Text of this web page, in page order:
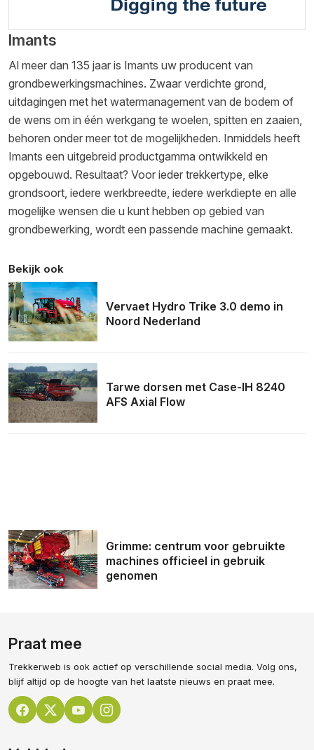
Imants
Al meer dan 135 jaar is Imants uw producent van
grondbewerkingsmachines. Zwaar verdichte grond,
uitdagingen met het watermanagement van de bodem of
de wens om in één werkgang te woelen, spitten en zaaien,
behoren onder meer tot de mogelijkheden. Inmiddels heeft
Imants een uitgebreid productgamma ontwikkeld en
opgebouwd. Resultaat? Voor ieder trekkertype, elke
grondsoort, iedere werkbreedte, iedere werkdiepte en alle
mogelijke wensen die u kunt hebben op gebied van
grondbewerking, wordt een passende machine gemaakt.
Bekijk ook
Vervaet Hydro Trike 3.0 demo in
Noord Nederland
Tarwe dorsen met Case-IH 8240
AFS Axial Flow
Grimme: centrum voor gebruikte
machines officieel in gebruik
genomen
Praat mee
Trekkerweb is ook actief op verschillende social media. Volg ons,
blijf altijd op de hoogte van het laatste nieuws en praat mee.